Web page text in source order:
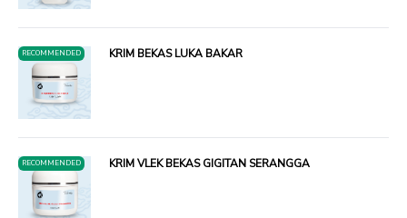
RECOMMENDED KRIM BEKAS LUKA BAKAR
RECOMMENDED KRIM VLEK BEKAS GIGITAN SERANGGA